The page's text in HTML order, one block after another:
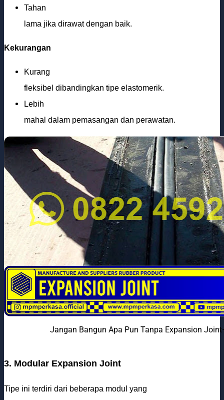
Tahan
lama jika dirawat dengan baik.
Kekurangan
Kurang
fleksibel dibandingkan tipe elastomerik.
Lebih
mahal dalam pemasangan dan perawatan.
Jangan Bangun Apa Pun Tanpa Expansion
3. Modular Expansion Joint
Tipe ini terdiri dari beberapa modul yang